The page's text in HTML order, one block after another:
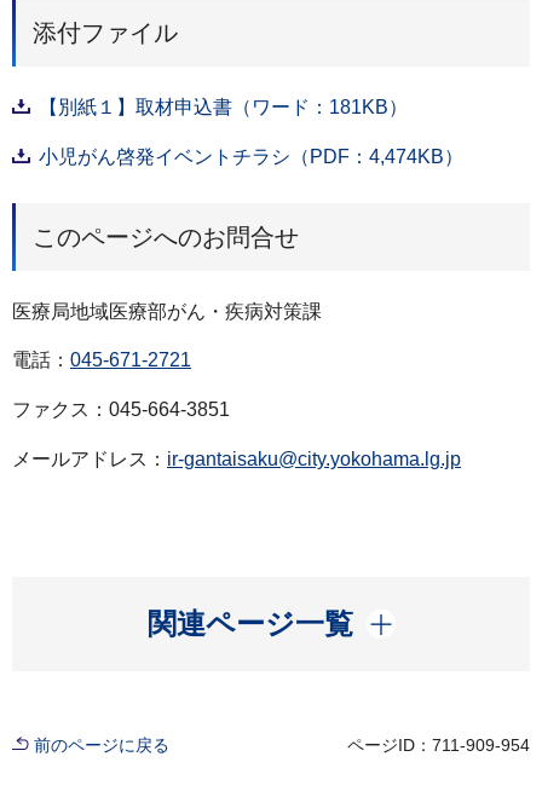
添付ファイル
【別紙１】取材申込書（ワード：181KB）
小児がん啓発イベントチラシ（PDF：4,474KB）
このページへのお問合せ
医療局地域医療部がん・疾病対策課
電話： 045-671-2721
ファクス：045-664-3851
メールアドレス： ir-gantaisaku@city.yokohama.lg.jp
関連ページ一覧
開く
前のページに戻る ページID：711-909-954